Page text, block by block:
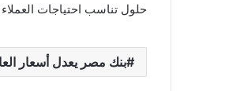
حلول تناسب احتياجات
بنك مصر يعدل أسعار